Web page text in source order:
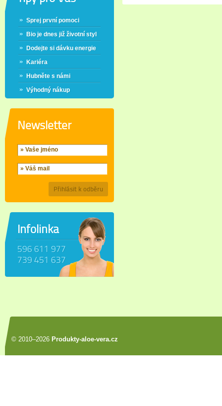
Sprej první pomoci
Bio je dnes již životní styl
Dodejte si dávku energie
Kariéra
Hubněte s námi
Výhodný nákup
Newsletter
Přihlásit k odběru
Infolinka
596 611 977
739 451 637
© 2010–2026 Produkty-aloe-vera.cz